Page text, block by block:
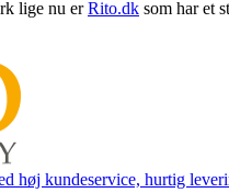
lige nu erRito.dk som har et
høj kundeservice, hurtig